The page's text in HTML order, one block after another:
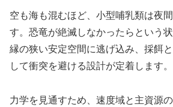
空も海も混むほど、小型哺乳類は夜
す。恐竜が絶滅しなかったらという
縁の狭い安定空間に逃げ込み、採餌
して衝突を避ける設計が定着します。
力学を見通すため、速度域と主資源